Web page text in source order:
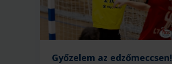
Győzelem az edzőmeccsen!